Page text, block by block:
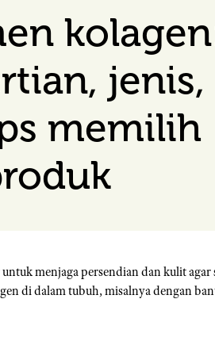
jenis,
memilih
menjaga persendian dan kulit
di dalam tubuh, misalnya dengan